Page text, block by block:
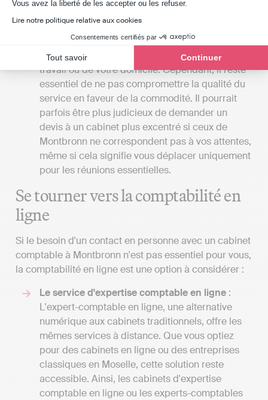
Vous avez la liberté de les accepter ou les refuser.
Lire notre politique relative aux cookies
Consentements certifiés par
Tout savoir Continuer
rendez-vous en personne avec votre expert-
comptable, il serait bénéfique que le cabinet se
trouve à Montbronn, à proximité de votre lieu de
travail ou de votre domicile. Cependant, il reste
essentiel de ne pas compromettre la qualité du
service en faveur de la commodité. Il pourrait
parfois être plus judicieux de demander un
devis à un cabinet plus excentré si ceux de
Montbronn ne correspondent pas à vos attentes,
même si cela signifie vous déplacer uniquement
pour les réunions essentielles.
Se tourner vers la comptabilité en
ligne
Si le besoin d'un contact en personne avec un cabinet
comptable à Montbronn n'est pas essentiel pour vous,
la comptabilité en ligne est une option à considérer :
Le service d'expertise comptable en ligne :
L'expert-comptable en ligne, une alternative
numérique aux cabinets traditionnels, offre les
mêmes services à distance. Que vous optiez
pour des cabinets en ligne ou des entreprises
classiques en Moselle, cette solution reste
accessible. Ainsi, les cabinets d'expertise
comptable en ligne ou les experts-comptables